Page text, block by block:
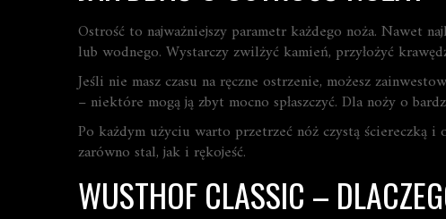
Ostrość to najważniejszy parametr każdego noża. Nawet
lub wodnego. Wystarczy zwilżyć kamień, przyłożyć
Jeśli nie masz czasu na ręczne ostrzenie, możesz
– niektóre mogą ją zbyt mocno spłaszczyć. Dla noży o
Po każdym użyciu warto przetrzeć nóż czystą ściereczką
zarówno stal, jak i rękojeść.
WUSTHOF CLASSIC –